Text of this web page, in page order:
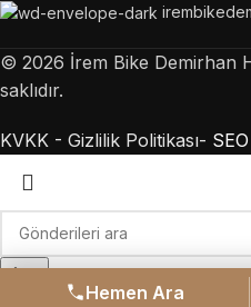
Hemen Ara
© 2026 İrem Bike Demirhan
saklıdır.
KVKK - Gizlilik Politikası- SEO
Ara